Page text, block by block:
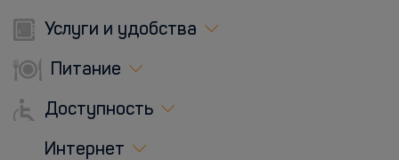
Услуги и удобства
Питание
Доступность
Интернет